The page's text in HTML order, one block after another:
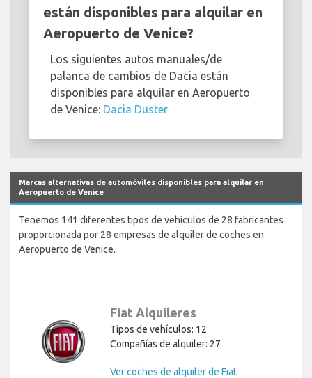
están disponibles para alquilar en
Aeropuerto de Venice?
Los siguientes autos manuales/de
palanca de cambios de Dacia están
disponibles para alquilar en Aeropuerto
de Venice: Dacia Duster
Marcas alternativas de automóviles disponibles para alquilar en
Aeropuerto de Venice
Tenemos 141 diferentes tipos de vehículos de 28 fabricantes
proporcionada por 28 empresas de alquiler de coches en
Aeropuerto de Venice.
Fiat Alquileres
Tipos de vehículos: 12
Compañías de alquiler: 27
Ver coches de alquiler de Fiat